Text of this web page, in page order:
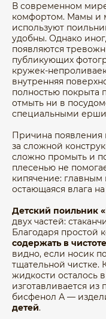
В современном
комфортом. Мамы и
используют
удобны. Однако
появляются
публикующих
кружек-
внутренняя
полностью покрыта
отмыть ни в
специальными
Причина появления
за сложной
сложно промыть и
плесенью не
кипячение: главным
остающаяся влага
Детский поильник
двух частей:
Благодаря простой
содержать в чистоте
видно, если носик
тщательной чистке.
жидкости осталось
изготавливается
бисфенол А —
детей.